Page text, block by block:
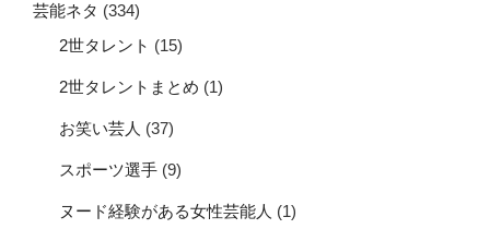
芸能ネタ (334)
2世タレント (15)
2世タレントまとめ (1)
お笑い芸人 (37)
スポーツ選手 (9)
ヌード経験がある女性芸能人 (1)